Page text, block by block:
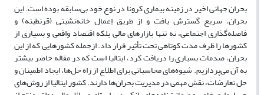
بحران جهانی اخیر در زمینه بیماری کرونا در نوع خود بی‌سابقه بوده است. این
بحران، سریع گسترش یافت و از طریق اِعمال خانه‌نشینی (قرنطینه) و
فاصله‌گذاری اجتماعی، نه تنها بازارهای مالی بلکه اقتصاد واقعی و بسیاری از
کشورها را ظرف مدت کوتاهی تحت تأثیر قرار داد. ازجمله کشورهایی که از این
بحران، صدمات بسیاری را دریافت کرد، ایتالیا است که در مقاله حاضر بیشتر
به آن می‌پردازیم. شیوه‌های محاسباتی برای اطلاع از راه حل‌ها، ایجاد اطمینان و
حل تعارضات، نقش مهمی در مدیریت بحران‌ها دارند. کشور ایتالیا از روش‌های